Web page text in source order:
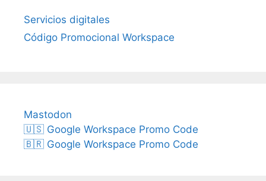
Servicios digitales
Código Promocional Workspace
Mastodon
🇺🇸 Google Workspace Promo Code
🇧🇷 Google Workspace Promo Code